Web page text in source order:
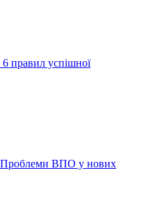
правил успішної
Проблеми ВПО у нових